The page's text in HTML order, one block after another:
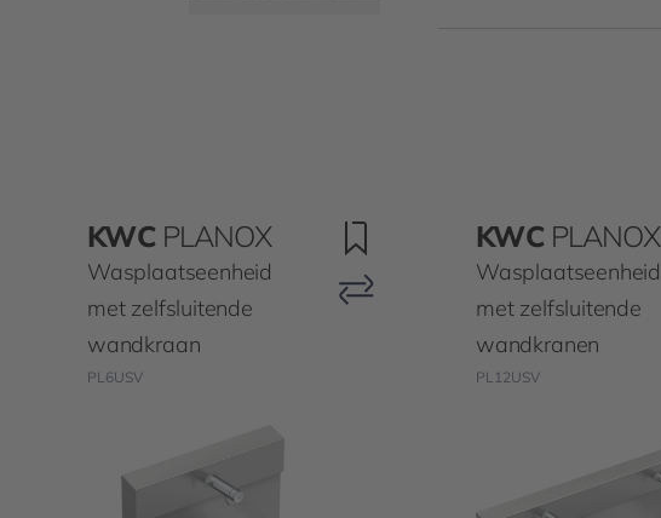
KWC PLANOX
Wasplaatseenheid
met zelfsluitende
wandkraan
PL6USV
KWC PLANOX
Wasplaatseenheid
met zelfsluitende
wandkranen
PL12USV